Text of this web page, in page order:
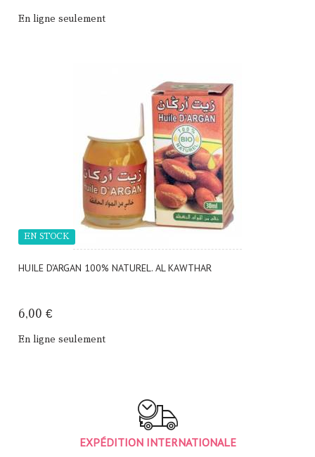
En ligne seulement
HUILE D'ARGAN 100% NATUREL. AL KAWTHAR
6,00 €
En ligne seulement
EN STOCK
EXPÉDITION INTERNATIONALE